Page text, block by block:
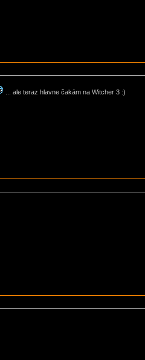
... ale teraz hlavne čakám na Witcher 3 :)